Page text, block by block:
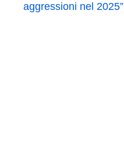
aggressioni nel 2025”